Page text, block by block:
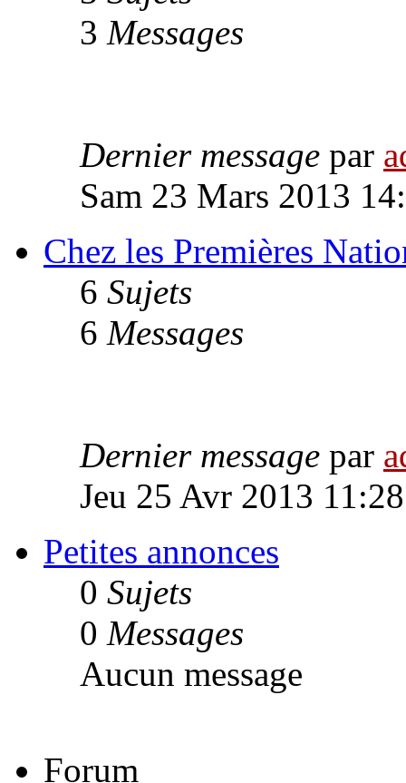
3 Messages
Dernier message par
Sam 23 Mars 2013
Chez les Premières
6 Sujets
6 Messages
Dernier message par
Jeu 25 Avr 2013 11:28
Petites annonces
0 Sujets
0 Messages
Aucun message
Forum